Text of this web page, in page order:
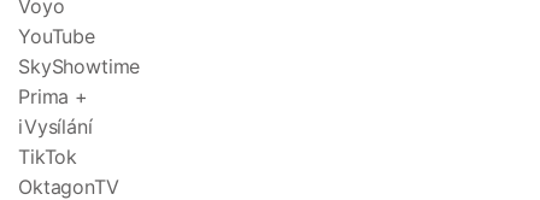
Voyo
YouTube
SkyShowtime
Prima +
iVysílání
TikTok
OktagonTV